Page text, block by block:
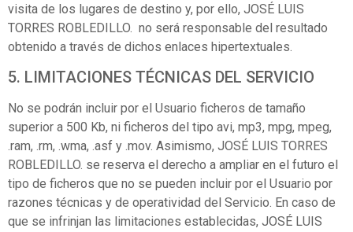
visita de los lugares de destino y, por ello, JOSÉ LUIS
TORRES ROBLEDILLO. no será responsable del resultado
obtenido a través de dichos enlaces hipertextuales.
5. LIMITACIONES TÉCNICAS DEL SERVICIO
No se podrán incluir por el Usuario ficheros de tamaño
superior a 500 Kb, ni ficheros del tipo avi, mp3, mpg, mpeg,
.ram, .rm, .wma, .asf y .mov. Asimismo, JOSÉ LUIS TORRES
ROBLEDILLO. se reserva el derecho a ampliar en el futuro el
tipo de ficheros que no se pueden incluir por el Usuario por
razones técnicas y de operatividad del Servicio. En caso de
que se infrinjan las limitaciones establecidas, JOSÉ LUIS